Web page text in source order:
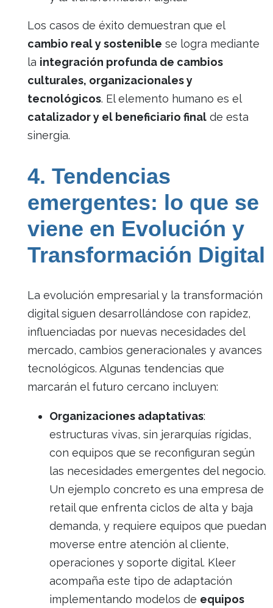
Los casos de éxito demuestran que el
cambio real y sostenible se logra mediante
la integración profunda de cambios
culturales, organizacionales y
tecnológicos. El elemento humano es el
catalizador y el beneficiario finalde esta
sinergia.
4. Tendencias
emergentes: lo que se
viene en Evolución y
Transformación Digital
La evolución empresarial y la transformación
digital siguen desarrollándose con rapidez,
influenciadas por nuevas necesidades del
mercado, cambios generacionales y avances
tecnológicos. Algunas tendencias que
marcarán el futuro cercano incluyen:
Organizaciones adaptativas:
estructuras vivas, sin jerarquías rígidas,
con equipos que se reconfiguran según
las necesidades emergentes del negocio.
Un ejemplo concreto es una empresa de
retail que enfrenta ciclos de alta y baja
demanda, y requiere equipos que puedan
moverse entre atención al cliente,
operaciones y soporte digital. Kleer
acompaña este tipo de adaptación
implementando modelos de equipos